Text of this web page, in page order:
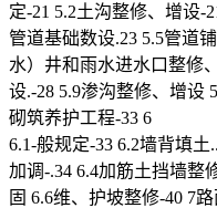
定-21 5.2土沟整修、增设-
管道基础数设.23 5.5管道
水）井和雨水进水口整修
设.-28 5.9渗沟整修、增设
砌筑养护工程-33 6
6.1-般规定-33 6.2墙背填土
加调-.34 6.4加筋土挡墙整
固 6.6维、护坡整修-40 7